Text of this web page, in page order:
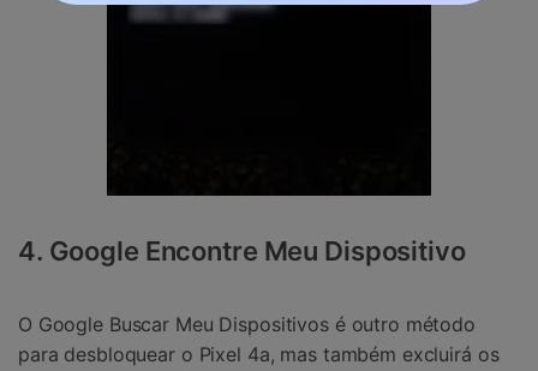
4. Google Encontre Meu Dispositivo
O Google Buscar Meu Dispositivos é outro método
para desbloquear o Pixel 4a, mas também excluirá os